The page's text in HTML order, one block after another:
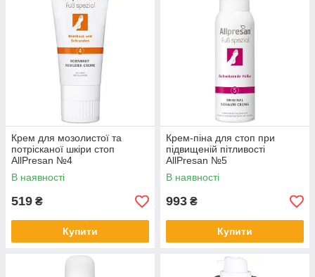
Крем для мозолистої та
потрісканої шкіри стоп
AllPresan №4
В наявності
519 ₴
Купити
Крем-піна для стоп при
підвищеній пітливості
AllPresan №5
В наявності
993 ₴
Купити